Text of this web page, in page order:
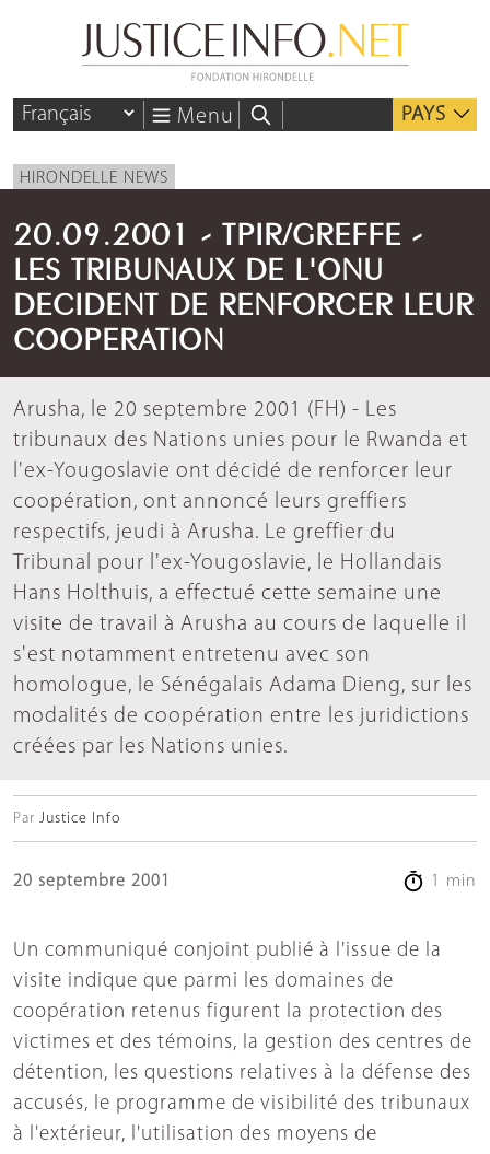
Menu PAYS
HIRONDELLE NEWS
20.09.2001 - TPIR/GREFFE -
LES TRIBUNAUX DE L'ONU
DECIDENT DE RENFORCER LEUR
COOPERATION
Arusha, le 20 septembre 2001 (FH) - Les
tribunaux des Nations unies pour le Rwanda et
l'ex-Yougoslavie ont décidé de renforcer leur
coopération, ont annoncé leurs greffiers
respectifs, jeudi à Arusha. Le greffier du
Tribunal pour l'ex-Yougoslavie, le Hollandais
Hans Holthuis, a effectué cette semaine une
visite de travail à Arusha au cours de laquelle il
s'est notamment entretenu avec son
homologue, le Sénégalais Adama Dieng, sur les
modalités de coopération entre les juridictions
créées par les Nations unies.
Par Justice Info
20 septembre 2001 1 min
Un communiqué conjoint publié à l'issue de la
visite indique que parmi les domaines de
coopération retenus figurent la protection des
victimes et des témoins, la gestion des centres de
détention, les questions relatives à la défense des
accusés, le programme de visibilité des tribunaux
à l'extérieur, l'utilisation des moyens de